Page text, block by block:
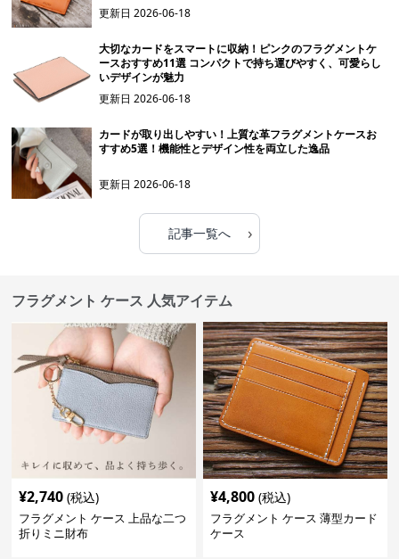
更新日2026-06-18
大切なカードをスマートに収納！ピンクのフラグメントケ
ースおすすめ11選 コンパクトで持ち運びやすく、可愛らし
いデザインが魅力
更新日2026-06-18
カードが取り出しやすい！上質な革フラグメントケースお
すすめ5選！機能性とデザイン性を両立した逸品
更新日2026-06-18
記事一覧へ ›
フラグメント ケース 人気アイテム
¥2,740 (税込)
フラグメント ケース 上品な二つ
折りミニ財布
¥4,800 (税込)
フラグメント ケース 薄型カード
ケース